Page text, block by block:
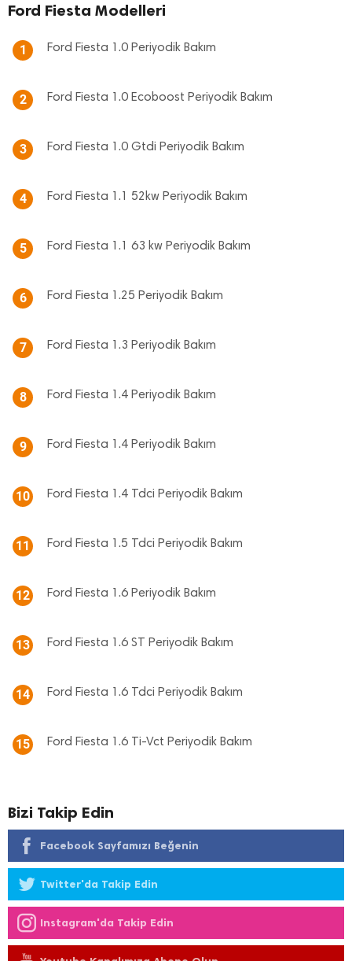
Ford Fiesta Modelleri
1 Ford Fiesta 1.0 Periyodik Bakım
2 Ford Fiesta 1.0 Ecoboost Periyodik Bakım
3 Ford Fiesta 1.0 Gtdi Periyodik Bakım
4 Ford Fiesta 1.1 52kw Periyodik Bakım
5 Ford Fiesta 1.1 63 kw Periyodik Bakım
6 Ford Fiesta 1.25 Periyodik Bakım
7 Ford Fiesta 1.3 Periyodik Bakım
8 Ford Fiesta 1.4 Periyodik Bakım
9 Ford Fiesta 1.4 Periyodik Bakım
10 Ford Fiesta 1.4 Tdci Periyodik Bakım
11 Ford Fiesta 1.5 Tdci Periyodik Bakım
12 Ford Fiesta 1.6 Periyodik Bakım
13 Ford Fiesta 1.6 ST Periyodik Bakım
14 Ford Fiesta 1.6 Tdci Periyodik Bakım
15 Ford Fiesta 1.6 Ti-Vct Periyodik Bakım
Bizi Takip Edin
Facebook Sayfamızı Beğenin
Twitter'da Takip Edin
Instagram'da Takip Edin